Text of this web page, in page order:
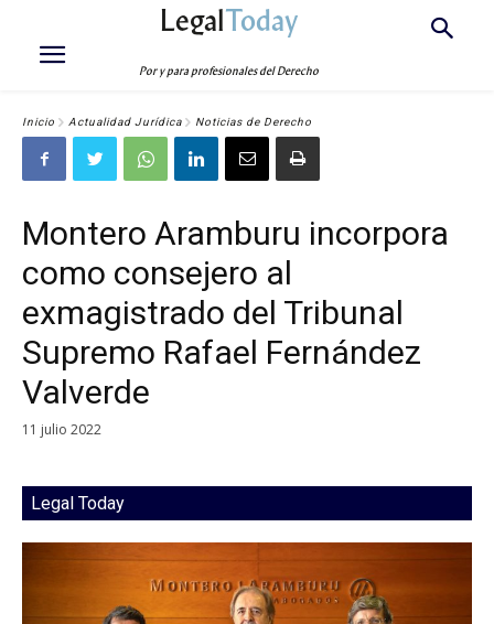
LegalToday
Por y para profesionales del Derecho
Inicio Actualidad Jurídica Noticias de Derecho
Montero Aramburu incorpora
como consejero al
exmagistrado del Tribunal
Supremo Rafael Fernández
Valverde
11 julio 2022
Legal Today